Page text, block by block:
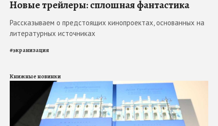
Новые трейлеры: сплошная фантастика
Рассказываем о предстоящих кинопроектах, основанных на
литературных источниках
#экранизация
Книжные новинки